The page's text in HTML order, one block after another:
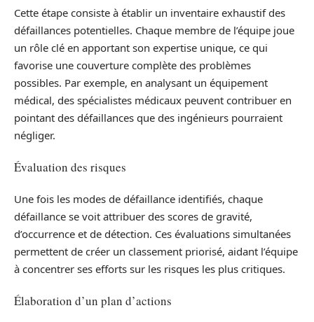
Cette étape consiste à établir un inventaire exhaustif des
défaillances potentielles. Chaque membre de l’équipe joue
un rôle clé en apportant son expertise unique, ce qui
favorise une couverture complète des problèmes
possibles. Par exemple, en analysant un équipement
médical, des spécialistes médicaux peuvent contribuer en
pointant des défaillances que des ingénieurs pourraient
négliger.
Évaluation des risques
Une fois les modes de défaillance identifiés, chaque
défaillance se voit attribuer des scores de gravité,
d’occurrence et de détection. Ces évaluations simultanées
permettent de créer un classement priorisé, aidant l’équipe
à concentrer ses efforts sur les risques les plus critiques.
Élaboration d’un plan d’actions